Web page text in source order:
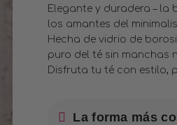
Elegante y duradera –
los amantes del
Hecha de vidrio de
puro del té sin manchas
Disfruta tu té con estilo,
La forma más